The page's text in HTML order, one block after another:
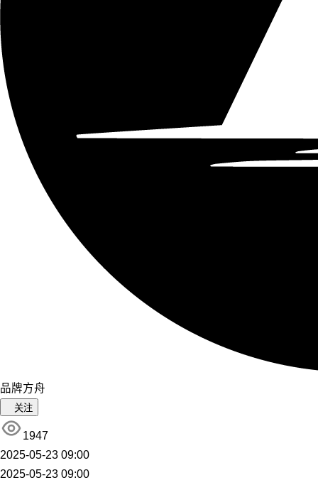
品牌方舟
关注
1947
2025-05-23 09:00
2025-05-23 09:00